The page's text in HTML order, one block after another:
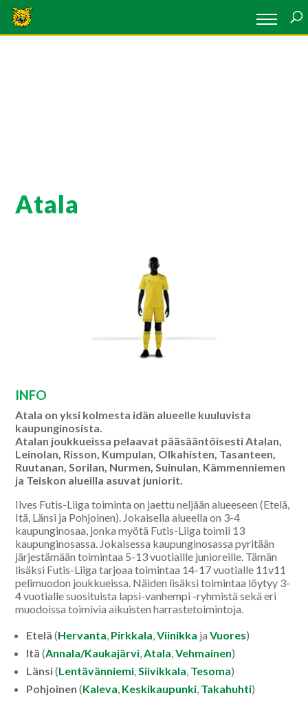
Atala
INFO
Atala on yksi kolmesta idän alueelle kuuluvista
kaupunginosista.
Atalan joukkueissa pelaavat pääsääntöisesti Atalan,
Leinolan, Risson, Kumpulan, Olkahisten, Tasanteen,
Ruutanan, Sorilan, Nurmen, Suinulan, Kämmenniemen
ja Teiskon alueilla asuvat juniorit.
Ilves Futis-Liiga toiminta on jaettu neljään alueeseen (Etelä,
Itä, Länsi ja Pohjoinen). Jokaisella alueella on 3-4
kaupunginosaa, jonka myötä Futis-Liiga toimii 13
kaupunginosassa. Jokaisessa kaupunginosassa pyritään
järjestämään toimintaa 5-13 vuotiaille junioreille. Tämän
lisäksi Futis-Liiga tarjoaa toimintaa 14-17 vuotialle 11v11
pelimuodon joukkueissa. Näiden lisäksi toimintaa löytyy 3-
4 vuotialle suosituista lapsi-vanhempi -ryhmistä sekä eri
muodoissa toimivia aikuisten harrastetoimintoja.
Etelä (Hervanta, Pirkkala,Viinikka jaVuores)
Itä (Annala/Kaukajärvi,Atala,Vehmainen)
Länsi(Lentävänniemi,Siivikkala, Tesoma)
Pohjoinen (Kaleva, Keskikaupunki, Takahuhti)